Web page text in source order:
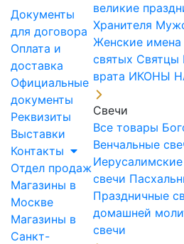
Документы
для договора
Оплата и
доставка
Официальные
документы
Реквизиты
Выставки
Контакты
Отдел продаж
Магазины в
Москве
Магазины в
Санкт-
великие
Хранителя
Женские имена
святых Святцы
врата ИКОНЫ
Свечи
Все товары
Венчальные
свечи
Праздничные
домашней
свечи